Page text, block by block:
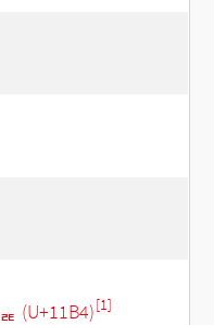
ᆴ (U+11B4)[1]